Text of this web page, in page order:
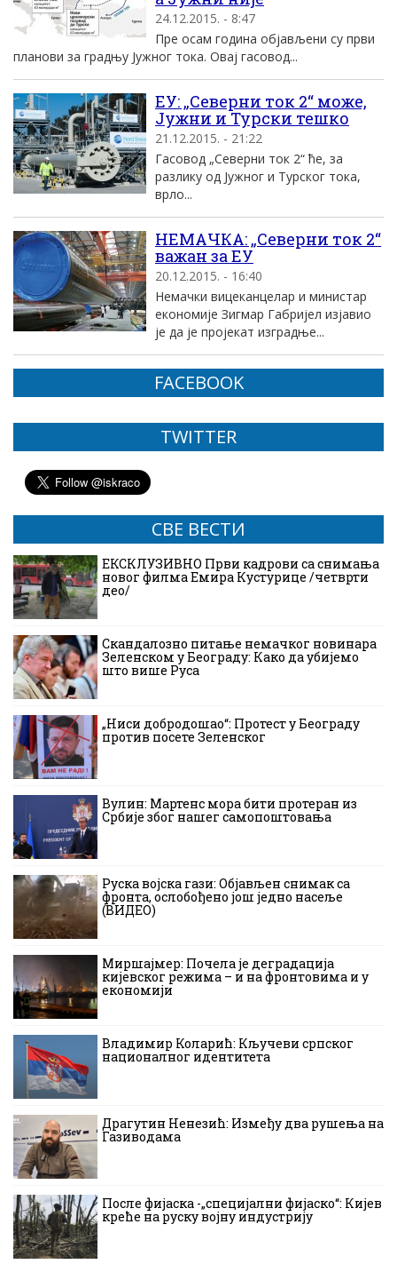
24.12.2015. - 8:47
Пре осам година објављени су први
планови за градњу Јужног тока. Овај гасовод...
ЕУ: „Северни ток 2“ може,
Јужни и Турски тешко
21.12.2015. - 21:22
Гасовод „Северни ток 2“ ће, за
разлику од Јужног и Турског тока,
врло...
НЕМАЧКА: „Северни ток 2“
важан за ЕУ
20.12.2015. - 16:40
Немачки вицеканцелар и министар
економије Зигмар Габријел изјавио
је да је пројекат изградње...
FACEBOOK
TWITTER
СВЕ ВЕСТИ
ЕКСКЛУЗИВНО Први кадрови са снимања
новог филма Емира Кустурице /четврти
део/
Скандалозно питање немачког новинара
Зеленском у Београду: Како да убијемо
што више Руса
„Ниси добродошао“: Протест у Београду
против посете Зеленског
Вулин: Мартенс мора бити протеран из
Србије због нашег самопоштовања
Руска војска гази: Објављен снимак са
фронта, ослобођено још једно насеље
(ВИДЕО)
Миршајмер: Почела је деградација
кијевског режима – и на фронтовима и у
економији
Владимир Коларић: Кључеви српског
националног идентитета
Драгутин Ненезић: Између два рушења на
Газиводама
После фијаска -„специјални фијаско“: Кијев
креће на руску војну индустрију